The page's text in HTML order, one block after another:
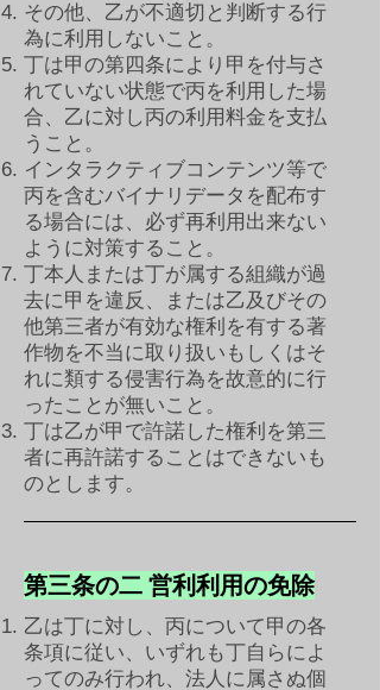
その他、乙が不適切と判断する行
為に利用しないこと。
丁は甲の第四条により甲を付与さ
れていない状態で丙を利用した場
合、乙に対し丙の利用料金を支払
うこと。
インタラクティブコンテンツ等で
丙を含むバイナリデータを配布す
る場合には、必ず再利用出来ない
ように対策すること。
​丁本人または丁が属する組織が過
去に甲を違反、または乙及びその
他第三者が有効な権利を有する著
作物を不当に取り扱いもしくはそ
れに類する侵害行為を故意的に行
ったことが無いこと。
丁は乙が甲で許諾した権利を第三
者に再許諾することはできないも
のとします。
第三条の二 営利利用の免除
乙は丁に対し、丙について甲の各
条項に従い、いずれも丁自らによ
ってのみ行われ、法人に属さぬ個